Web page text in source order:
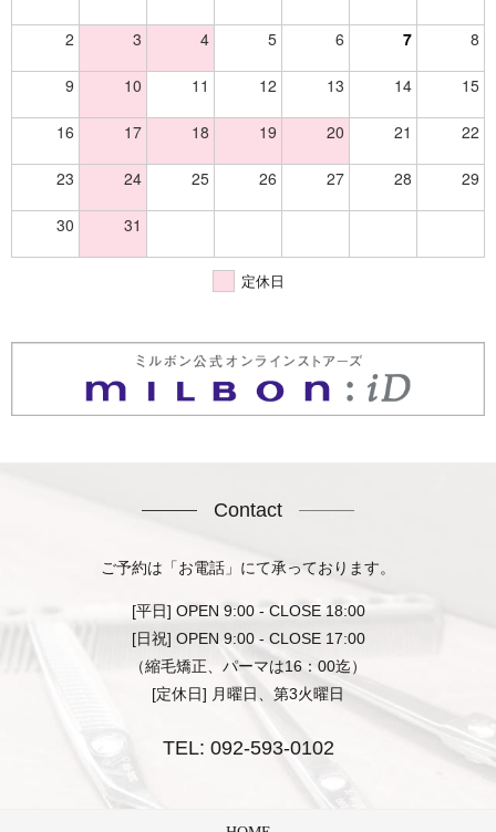
2 3 4 5 6 7 8
9 10 11 12 13 14 15
16 17 18 19 20 21 22
23 24 25 26 27 28 29
30 31
定休日
Contact
ご予約は「お電話」にて承っております。
[平日] OPEN 9:00 - CLOSE 18:00
[日祝] OPEN 9:00 - CLOSE 17:00
（縮毛矯正、パーマは16：00迄）
[定休日] 月曜日、第3火曜日
TEL: 092-593-0102